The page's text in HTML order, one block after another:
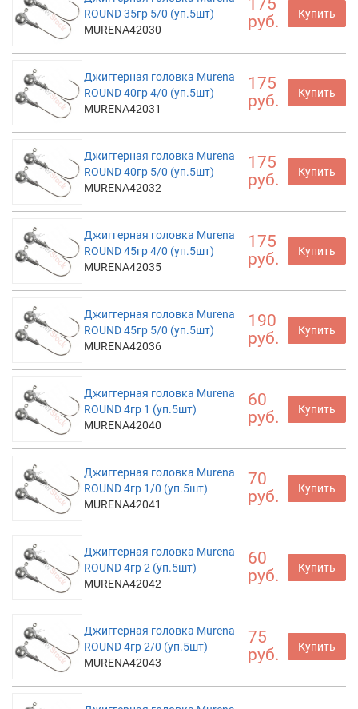
ROUND 35гр 5/0 (уп.5шт)
MURENA42030
175
руб.
Купить
Джиггерная головка Murena
ROUND 40гр 4/0 (уп.5шт)
MURENA42031
175
руб.
Купить
Джиггерная головка Murena
ROUND 40гр 5/0 (уп.5шт)
MURENA42032
175
руб.
Купить
Джиггерная головка Murena
ROUND 45гр 4/0 (уп.5шт)
MURENA42035
175
руб.
Купить
Джиггерная головка Murena
ROUND 45гр 5/0 (уп.5шт)
MURENA42036
190
руб.
Купить
Джиггерная головка Murena
ROUND 4гр 1 (уп.5шт)
MURENA42040
60
руб.
Купить
Джиггерная головка Murena
ROUND 4гр 1/0 (уп.5шт)
MURENA42041
70
руб.
Купить
Джиггерная головка Murena
ROUND 4гр 2 (уп.5шт)
MURENA42042
60
руб.
Купить
Джиггерная головка Murena
ROUND 4гр 2/0 (уп.5шт)
MURENA42043
75
руб.
Купить